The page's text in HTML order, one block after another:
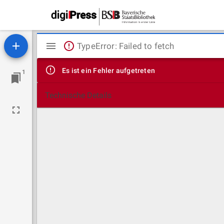
1
Mirador
Viewer
TypeError: Failed to fetch
Es ist ein Fehler aufgetreten
Technische Details